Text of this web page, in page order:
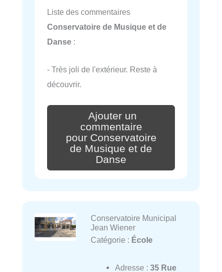
Liste des commentaires
Conservatoire de Musique et de
Danse :
- Très joli de l'extérieur. Reste à
découvrir.
Ajouter un
commentaire
pour Conservatoire
de Musique et de
Danse
Conservatoire Municipal
Jean Wiener
Catégorie : École
Adresse : 35 Rue